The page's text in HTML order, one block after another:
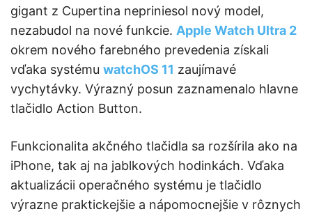
gigant z Cupertina nepriniesol nový model,
nezabudol na nové funkcie. Apple Watch Ultra 2
okrem nového farebného prevedenia získali
vďaka systému watchOS 11 zaujímavé
vychytávky. Výrazný posun zaznamenalo hlavne
tlačidlo Action Button.
Funkcionalita akčného tlačidla sa rozšírila ako na
iPhone, tak aj na jablkových hodinkách. Vďaka
aktualizácii operačného systému je tlačidlo
výrazne praktickejšie a nápomocnejšie v rôznych